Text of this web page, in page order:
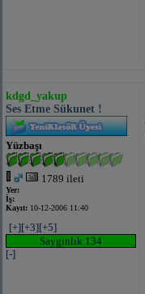
kdgd_yakup
Ses Etme Sükunet !
Yüzbaşı
1789 ileti
Yer:
İş:
Kayıt: 10-12-2006 11:40
[+][+3][+5]
Saygınlık 134
[-]